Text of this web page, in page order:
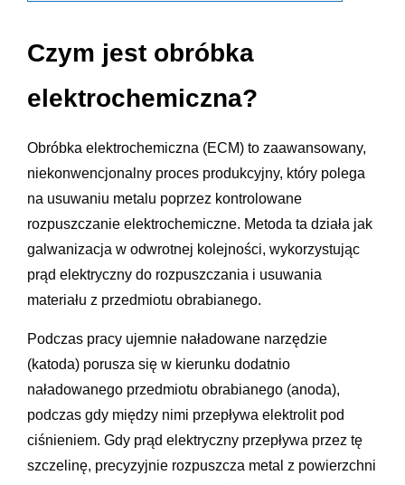
Czym jest obróbka
elektrochemiczna?
Obróbka elektrochemiczna (ECM) to zaawansowany,
niekonwencjonalny proces produkcyjny, który polega
na usuwaniu metalu poprzez kontrolowane
rozpuszczanie elektrochemiczne. Metoda ta działa jak
galwanizacja w odwrotnej kolejności, wykorzystując
prąd elektryczny do rozpuszczania i usuwania
materiału z przedmiotu obrabianego.
Podczas pracy ujemnie naładowane narzędzie
(katoda) porusza się w kierunku dodatnio
naładowanego przedmiotu obrabianego (anoda),
podczas gdy między nimi przepływa elektrolit pod
ciśnieniem. Gdy prąd elektryczny przepływa przez tę
szczelinę, precyzyjnie rozpuszcza metal z powierzchni